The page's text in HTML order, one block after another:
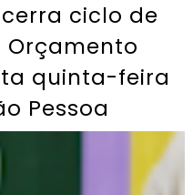
ciclo de
quinta-feira
Pessoa